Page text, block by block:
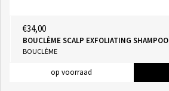
€34,00
BOUCLÈME SCALP EXFOLIATING
BOUCLÈME
op voorraad